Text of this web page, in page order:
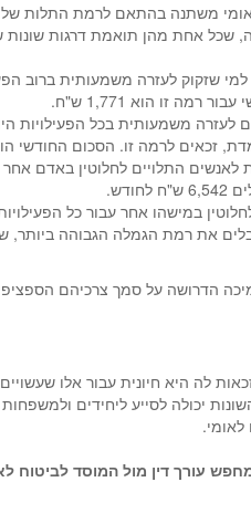
משתנה בהתאם לרמת התלות של
שכל אחת מהן תואמת דרגות שונות
שזקוק לעזרה משמעותית ברוב
זו הוא 1,771 ש"ח.
לעזרה משמעותית בכל הפעילויות
לרמה זו. הסכום החודשי הוא 4,099
לאנשים התלויים לחלוטין באדם אחר
במישהו אחר עבור כל
הדרושה על סמך צרכיהם
לה היא חיונית עבור אלו
יכולה לסייע ליחידים
עורך דין מול המוסד לביטוח